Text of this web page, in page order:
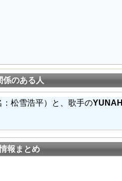
のある人
松雪浩平）と、歌手のYUNAH
報まとめ